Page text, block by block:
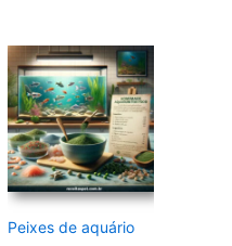
Peixes de aquário